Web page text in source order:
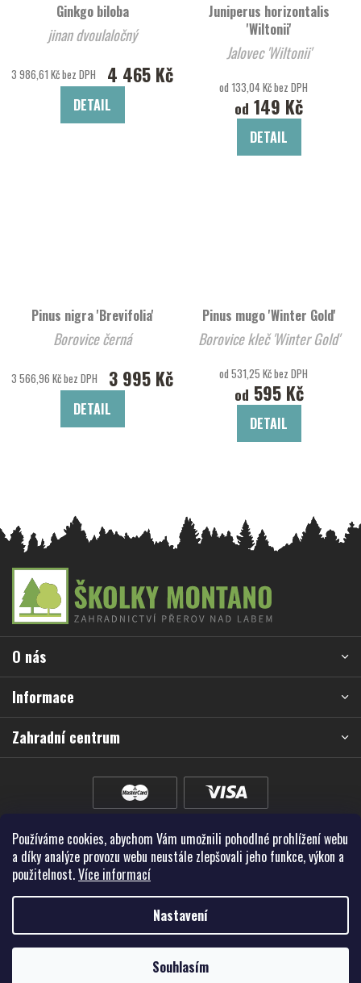
Používáme cookies, abychom Vám umožnili pohodlné prohlížení webu
a díky analýze provozu webu neustále zlepšovali jeho funkce, výkon a
použitelnost.Více informací
Nastavení
Souhlasím
Ginkgo biloba
jinan dvoulaločný
3 986,61 Kč bez DPH 4 465 Kč
DETAIL
Juniperus horizontalis
'Wiltonii'
Jalovec 'Wiltonii'
od 133,04 Kč bez DPH
od 149 Kč
DETAIL
Pinus nigra 'Brevifolia'
Borovice černá
3 566,96 Kč bez DPH 3 995 Kč
DETAIL
Pinus mugo 'Winter Gold'
Borovice kleč 'Winter Gold'
od 531,25 Kč bez DPH
od 595 Kč
DETAIL
a
í
O nás
Informace
Zahradní centrum
Vytvořil Shoptet Premium